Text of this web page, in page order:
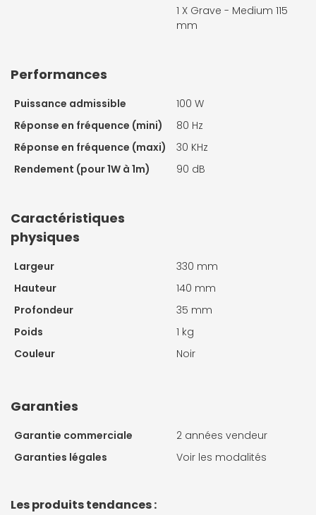
1 X Grave - Medium 115
mm
Performances
Puissance admissible
100 W
Réponse en fréquence (mini)
80 Hz
Réponse en fréquence (maxi)
30 KHz
Rendement (pour 1W à 1m)
90 dB
Caractéristiques
physiques
Largeur
330 mm
Hauteur
140 mm
Profondeur
35 mm
Poids
1 kg
Couleur
Noir
Garanties
Garantie commerciale
2 années vendeur
Garanties légales
Voir les modalités
Les produits tendances :